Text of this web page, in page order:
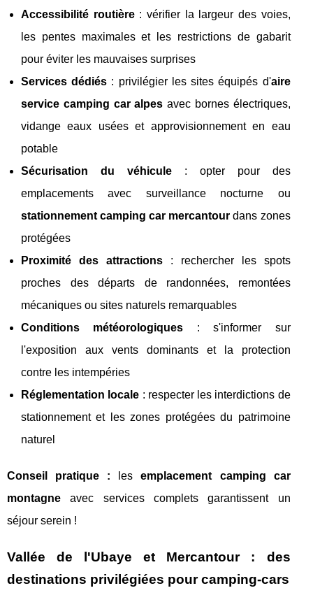
Accessibilité routière: vérifier la largeur des voies,
les pentes maximales et les restrictions de gabarit
pour éviter les mauvaises surprises
Services dédiés : privilégier les sites équipés d'aire
service camping car alpes avec bornes électriques,
vidange eaux usées et approvisionnement en eau
potable
Sécurisation du véhicule: opter pour des
emplacements avec surveillance nocturne ou
stationnement camping car mercantour dans zones
protégées
Proximité des attractions: rechercher les spots
proches des départs de randonnées, remontées
mécaniques ou sites naturels remarquables
Conditions météorologiques : s'informer sur
l'exposition aux vents dominants et la protection
contre les intempéries
Réglementation locale : respecter les interdictions de
stationnement et les zones protégées du patrimoine
naturel
Conseil pratique : lesemplacement camping car
montagne avec services complets garantissent un
séjour serein !
Vallée de l'Ubaye et Mercantour : des
destinations privilégiées pour camping-cars